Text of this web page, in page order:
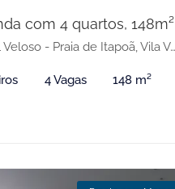
com 4 quartos, 148m²
- Praia de Itapoã, Vila Velha-ES
4 Vagas 148 m²